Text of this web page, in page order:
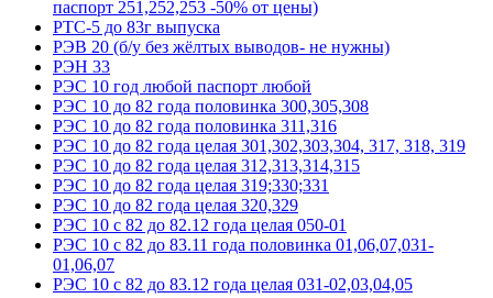
паспорт 251,252,253 -50% от цены)
РТС-5 до 83г выпуска
РЭВ 20 (б/у без жёлтых выводов- не нужны)
РЭН 33
РЭС 10 год любой паспорт любой
РЭС 10 до 82 года половинка 300,305,308
РЭС 10 до 82 года половинка 311,316
РЭС 10 до 82 года целая 301,302,303,304, 317, 318, 319
РЭС 10 до 82 года целая 312,313,314,315
РЭС 10 до 82 года целая 319;330;331
РЭС 10 до 82 года целая 320,329
РЭС 10 с 82 до 82.12 года целая 050-01
РЭС 10 с 82 до 83.11 года половинка 01,06,07,031-
01,06,07
РЭС 10 с 82 до 83.12 года целая 031-02,03,04,05